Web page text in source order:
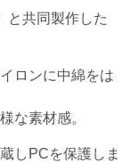
と共同製作した
ロンに中綿をは
な素材感。
しPCを保護しま